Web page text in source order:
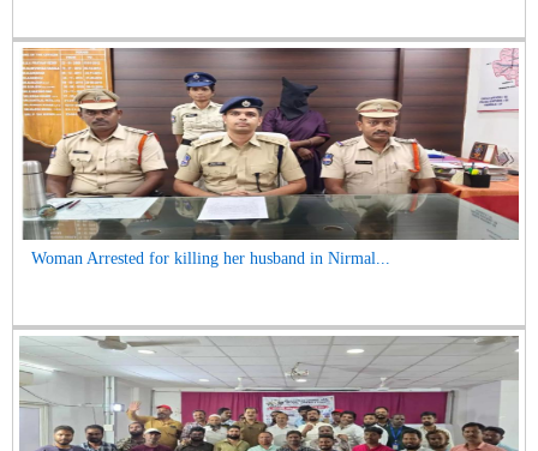
Woman Arrested for killing her husband in Nirmal...